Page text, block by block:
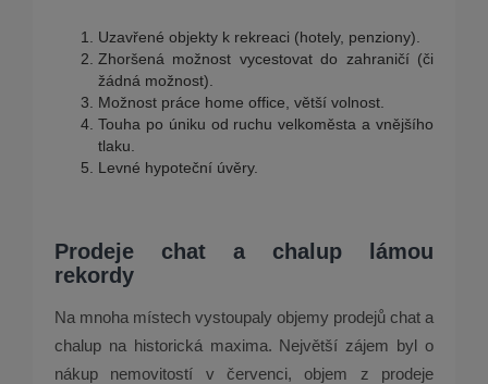
Uzavřené objekty k rekreaci (hotely, penziony).
Zhoršená možnost vycestovat do zahraničí (či
žádná možnost).
Možnost práce home office, větší volnost.
Touha po úniku od ruchu velkoměsta a vnějšího
tlaku.
Levné hypoteční úvěry.
Prodeje chat a chalup lámou
rekordy
Na mnoha místech vystoupaly objemy prodejů chat a
chalup na historická maxima. Největší zájem byl o
nákup nemovitostí v červenci, objem z prodeje